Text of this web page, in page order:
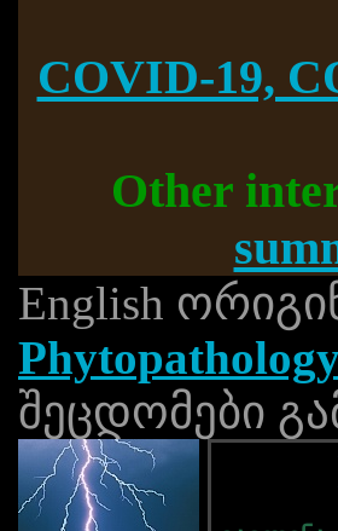
COVID-19,
Other
English
შეცდომები